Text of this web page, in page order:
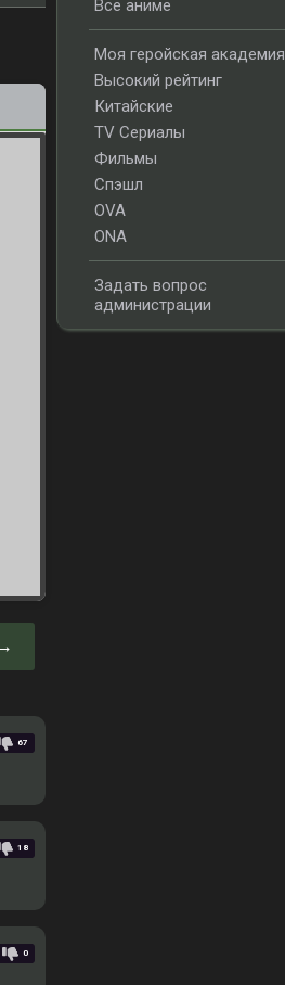
67
18
0
Все аниме
Моя геройская академия
Высокий рейтинг
Китайские
TV Сериалы
Фильмы
Спэшл
OVA
ONA
Задать вопрос
администрации